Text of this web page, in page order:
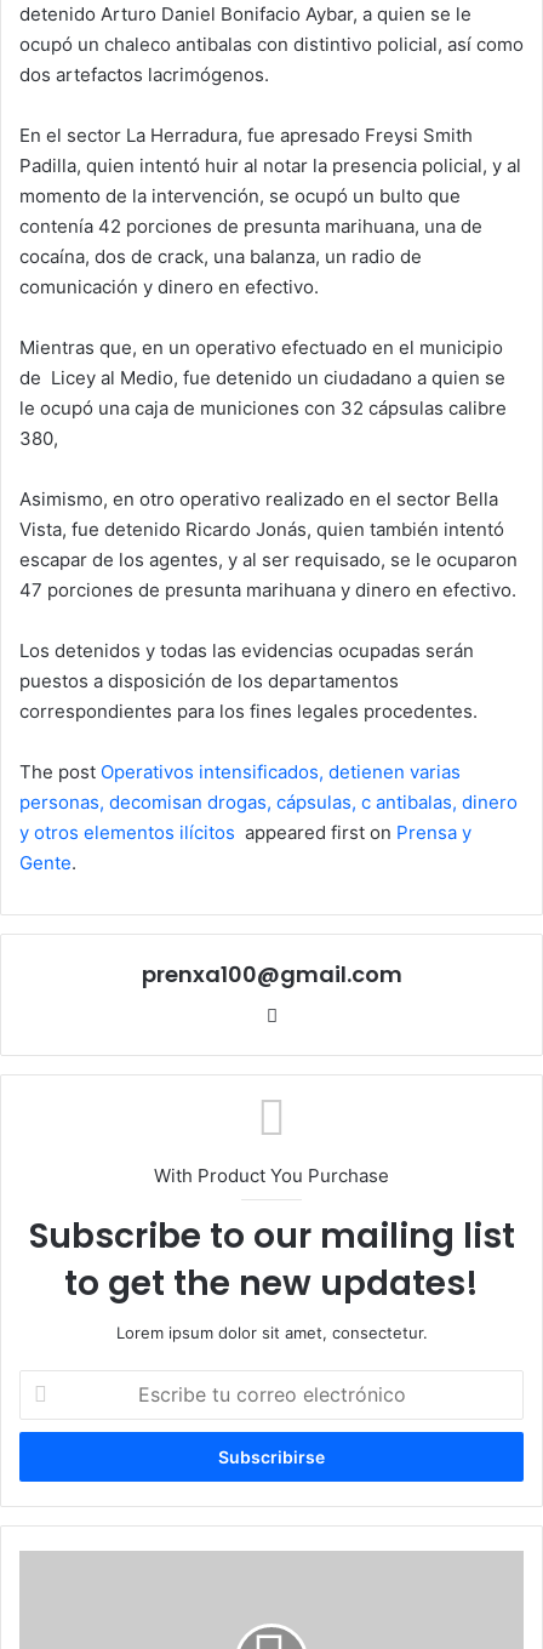
detenido Arturo Daniel Bonifacio Aybar, a quien se le
ocupó un chaleco antibalas con distintivo policial, así como
dos artefactos lacrimógenos.
En el sector La Herradura, fue apresado Freysi Smith
Padilla, quien intentó huir al notar la presencia policial, y al
momento de la intervención, se ocupó un bulto que
contenía 42 porciones de presunta marihuana, una de
cocaína, dos de crack, una balanza, un radio de
comunicación y dinero en efectivo.
Mientras que, en un operativo efectuado en el municipio
de Licey al Medio, fue detenido un ciudadano a quien se
le ocupó una caja de municiones con 32 cápsulas calibre
380,
Asimismo, en otro operativo realizado en el sector Bella
Vista, fue detenido Ricardo Jonás, quien también intentó
escapar de los agentes, y al ser requisado, se le ocuparon
47 porciones de presunta marihuana y dinero en efectivo.
Los detenidos y todas las evidencias ocupadas serán
puestos a disposición de los departamentos
correspondientes para los fines legales procedentes.
The post Operativos intensificados, detienen varias
personas, decomisan drogas, cápsulas, c antibalas, dinero
y otros elementos ilícitos appeared first on Prensa y
Gente.
prenxa100@gmail.com
With Product You Purchase
Subscribe to our mailing list
to get the new updates!
Lorem ipsum dolor sit amet, consectetur.
correo